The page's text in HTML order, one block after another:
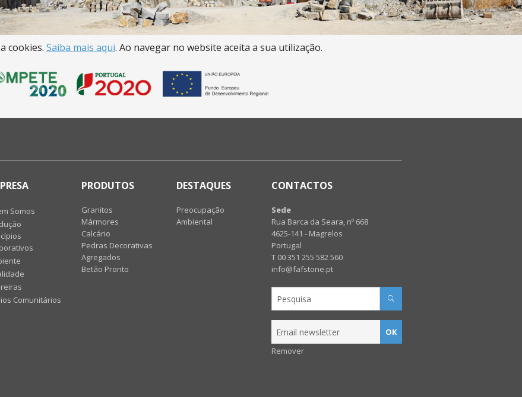
cookies. Saiba mais aqui. Ao navegar no website aceita a sua utilização.
Somos
Comunitários
PRODUTOS
Granitos
Mármores
Calcário
Pedras Decorativas
Agregados
Betão Pronto
DESTAQUES
Preocupação
Ambiental
CONTACTOS
Sede
Rua Barca da Seara, nº 668
4625-141 - Magrelos
Portugal
T 00 351 255 582 560
info@fafstone.pt
Remover
OK